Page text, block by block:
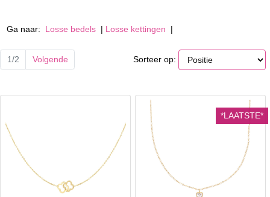
Ga naar: Losse bedels| Losse kettingen |
Sorteer op:
1/2 Volgende
*LAATSTE*